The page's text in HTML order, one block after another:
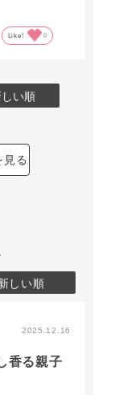
Like! 0
い順
見る
しい順
2025.12.16
香る親子